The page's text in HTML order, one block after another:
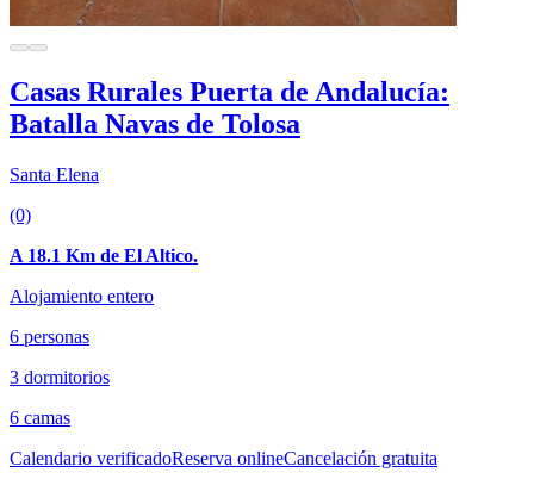
Casas Rurales Puerta de Andalucía:
Batalla Navas de Tolosa
Santa Elena
(0)
A 18.1 Km de El Altico.
Alojamiento entero
6 personas
3 dormitorios
6 camas
Calendario verificadoReserva onlineCancelación gratuita